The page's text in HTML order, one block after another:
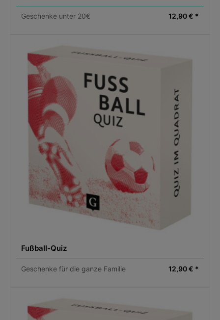
Geschenke unter 20€ 12,90 € *
Fußball-Quiz
Geschenke für die ganze Familie 12,90 € *